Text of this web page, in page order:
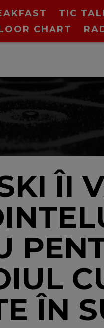
TIC
CHART
ÎI
ÎN